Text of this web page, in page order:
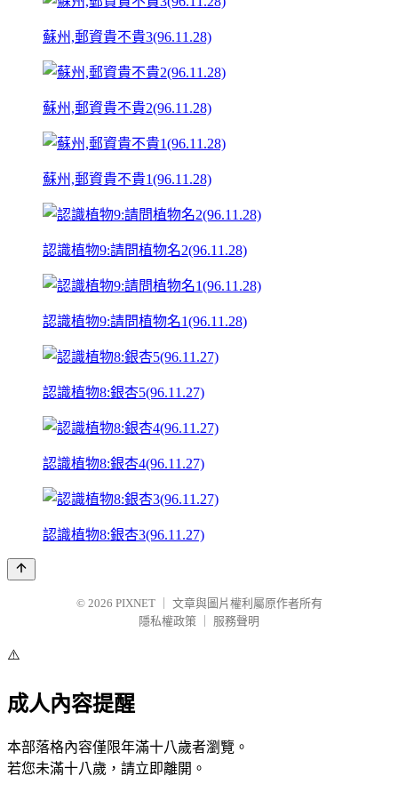
蘇州,郵資貴不貴3(96.11.28)
蘇州,郵資貴不貴2(96.11.28)
蘇州,郵資貴不貴1(96.11.28)
認識植物9:請問植物名2(96.11.28)
認識植物9:請問植物名1(96.11.28)
認識植物8:銀杏5(96.11.27)
認識植物8:銀杏4(96.11.27)
認識植物8:銀杏3(96.11.27)
© 2026 PIXNET
文章與圖片權利屬原作者所有
隱私權政策
服務聲明
⚠️
成人內容提醒
本部落格內容僅限年滿十八歲者瀏覽。
若您未滿十八歲，請立即離開。